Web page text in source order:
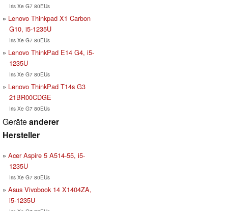
Iris Xe G7 80EUs
Lenovo Thinkpad X1 Carbon
G10, i5-1235U
Iris Xe G7 80EUs
Lenovo ThinkPad E14 G4, i5-
1235U
Iris Xe G7 80EUs
Lenovo ThinkPad T14s G3
21BR00CDGE
Iris Xe G7 80EUs
Geräteanderer
Hersteller
Acer Aspire 5 A514-55, i5-
1235U
Iris Xe G7 80EUs
Asus Vivobook 14 X1404ZA,
i5-1235U